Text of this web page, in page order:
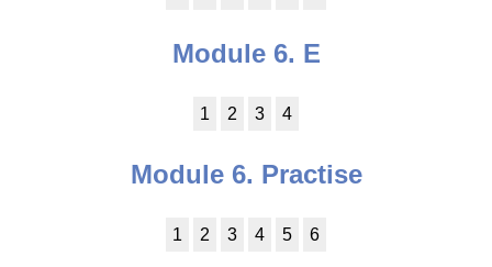
Module 6. E
1 2 3 4
Module 6. Practise
1 2 3 4 5 6